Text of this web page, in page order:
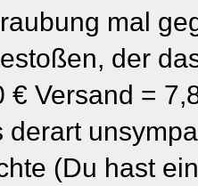
mal
der
€ Versand =
derart
(Du hast